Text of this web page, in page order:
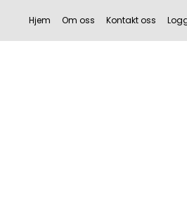
Hjem Om oss Kontakt oss